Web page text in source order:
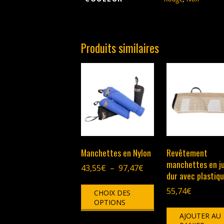
Produits similaires
Manchettes en Nylon
43,55€ – 97,47€Plage
prix :
à
CHOIX DES
OPTIONS
Ce
produit
plusieurs
Revêtement
manchettes en
dur avec
55,74€
AJOUTER AU